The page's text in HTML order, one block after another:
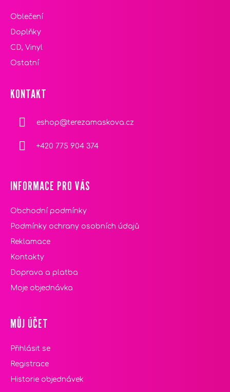
Oblečení
Doplňky
CD, Vinyl
Ostatní
KONTAKT
eshop@terezamaskova.cz
+420 775 904 374
INFORMACE PRO VÁS
Obchodní podmínky
Podmínky ochrany osobních údajů
Reklamace
Kontakty
Doprava a platba
Moje objednávka
MŮJ ÚČET
Přihlásit se
Registrace
Historie objednávek